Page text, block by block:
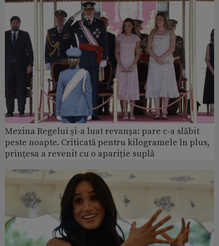
Mezina Regelui și-a luat revanșa: pare c-a slăbit
peste noapte. Criticată pentru kilogramele în plus,
prințesa a revenit cu o apariție suplă